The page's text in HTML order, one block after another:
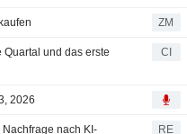
Baird kaufen ZM
Quartal und das erste
CI
2026
nach KI-
RE